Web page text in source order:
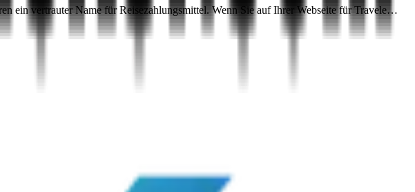
ein vertrauter Name für Reisezahlungsmittel. Wenn Sie auf Ihrer Webseite für Travele…